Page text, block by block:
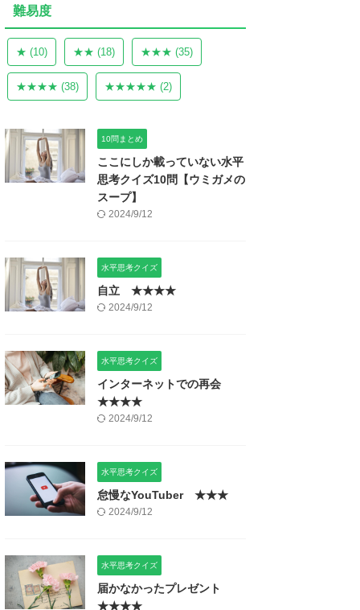
難易度
★ (10) ★★ (18) ★★★ (35)
★★★★ (38) ★★★★★ (2)
10問まとめ
ここにしか載っていない水平
思考クイズ10問【ウミガメの
スープ】
2024/9/12
水平思考クイズ
自立 ★★★★
2024/9/12
水平思考クイズ
インターネットでの再会
★★★★
2024/9/12
水平思考クイズ
怠慢なYouTuber ★★★
2024/9/12
水平思考クイズ
届かなかったプレゼント
★★★★